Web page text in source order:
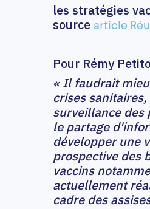
les stratégies
source article
Pour Rémy
« Il faudrait
crises
surveillance des
le partage
développer une
prospective des
vaccins
actuellement
cadre des